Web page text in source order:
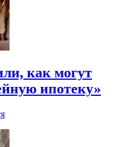
как могут
ипотеку»